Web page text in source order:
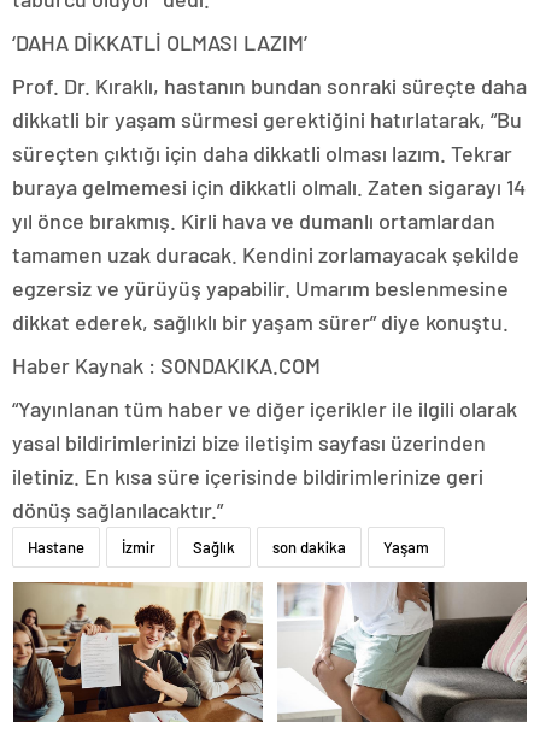
‘DAHA DİKKATLİ OLMASI LAZIM’
Prof. Dr. Kıraklı, hastanın bundan sonraki süreçte daha
dikkatli bir yaşam sürmesi gerektiğini hatırlatarak, “Bu
süreçten çıktığı için daha dikkatli olması lazım. Tekrar
buraya gelmemesi için dikkatli olmalı. Zaten sigarayı 14
yıl önce bırakmış. Kirli hava ve dumanlı ortamlardan
tamamen uzak duracak. Kendini zorlamayacak şekilde
egzersiz ve yürüyüş yapabilir. Umarım beslenmesine
dikkat ederek, sağlıklı bir yaşam sürer” diye konuştu.
Haber Kaynak : SONDAKIKA.COM
“Yayınlanan tüm haber ve diğer içerikler ile ilgili olarak
yasal bildirimlerinizi bize iletişim sayfası üzerinden
iletiniz. En kısa süre içerisinde bildirimlerinize geri
dönüş sağlanılacaktır.”
Hastane İzmir Sağlık son dakika Yaşam